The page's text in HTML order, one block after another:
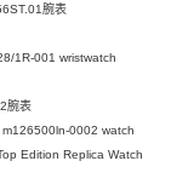
腕表
1R-001 wristwatch
腕表
0002 watch
Edition Replica Watch